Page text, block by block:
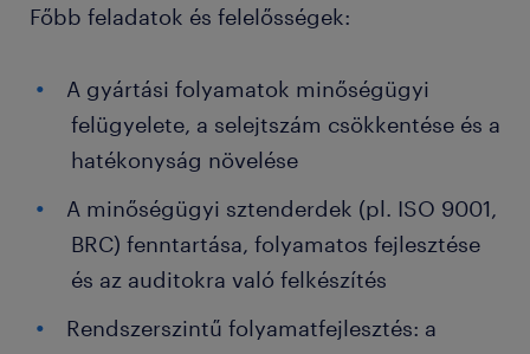
Főbb feladatok és felelősségek:
A gyártási folyamatok minőségügyi
felügyelete, a selejtszám csökkentése és a
hatékonyság növelése
A minőségügyi sztenderdek (pl. ISO 9001,
BRC) fenntartása, folyamatos fejlesztése
és az auditokra való felkészítés
Rendszerszintű folyamatfejlesztés: a